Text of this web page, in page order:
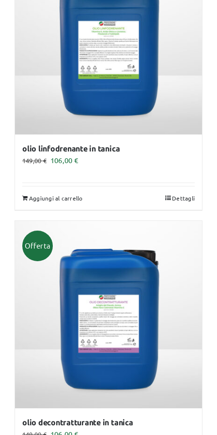
olio linfodrenante in tanica
149,00€ Il
era:
106,00 €Il
è:
Aggiungi al carrello Dettagli
Offerta
olio decontratturante in tanica